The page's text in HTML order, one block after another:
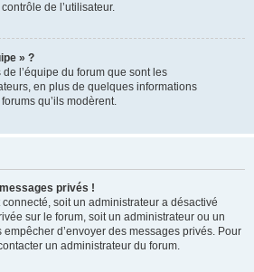
de l’utilisateur.
» ?
l’équipe du forum que sont les
en plus de quelques informations
qu’ils modèrent.
privés !
soit un administrateur a désactivé
sur le forum, soit un administrateur ou un
d’envoyer des messages privés. Pour
un administrateur du forum.